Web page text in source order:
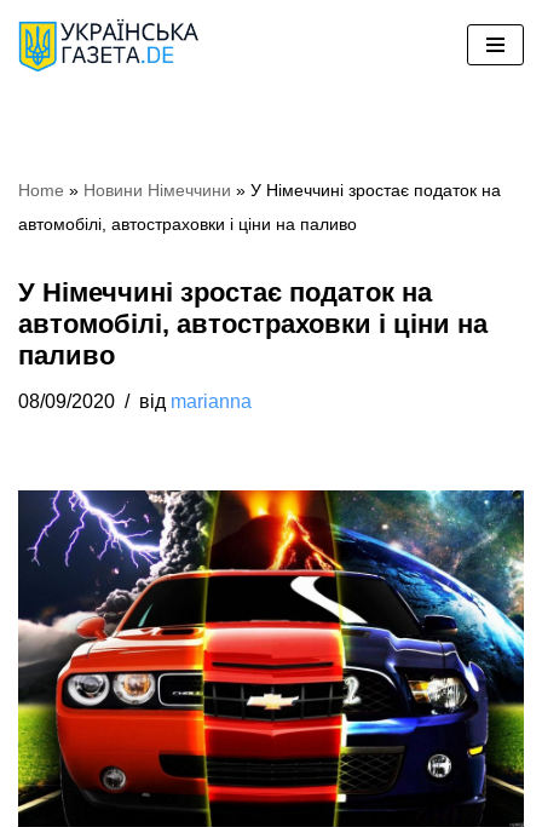
Перейти
Home » Новини Німеччини » У Німеччині зростає податок на
автомобілі, автостраховки і ціни на паливо
У Німеччині зростає податок на
автомобілі, автостраховки і ціни на
паливо
08/09/2020 від marianna